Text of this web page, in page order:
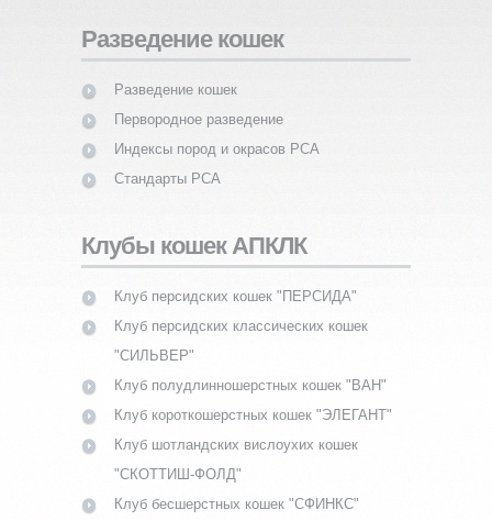
Разведение кошек
Разведение кошек
Первородное разведение
Индексы пород и окрасов PCA
Стандарты PCA
Клубы кошек АПКЛК
Клуб персидских кошек "ПЕРСИДА"
Клуб персидских классических кошек
"СИЛЬВЕР"
Клуб полудлинношерстных кошек "ВАН"
Клуб короткошерстных кошек "ЭЛЕГАНТ"
Клуб шотландских вислоухих кошек
"СКОТТИШ-ФОЛД"
Клуб бесшерстных кошек "СФИНКС"